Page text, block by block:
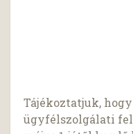
Tájékoztatjuk,
ügyfélszolgálati